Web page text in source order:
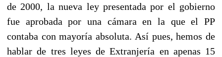
de 2000, la nueva ley presentada por el gobierno
fue aprobada por una cámara en la que el PP
contaba con mayoría absoluta. Así pues, hemos de
hablar de tres leyes de Extranjería en apenas 15